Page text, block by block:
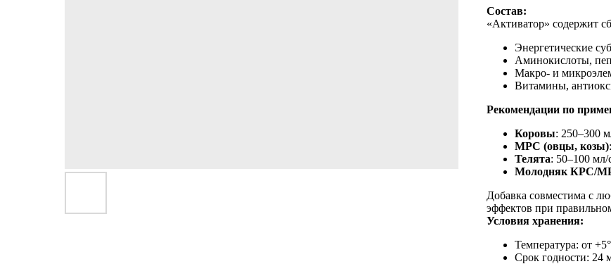
Состав:
«Активатор» содержит
Энергетические
Аминокислоты,
Макро- и
Витамины,
Рекомендации по
Коровы: 250–300
МРС (овцы, козы)
Телята: 50–100 мл/
Молодняк КРС/
Добавка совместима с
эффектов при
Условия хранения:
Температура: от
Срок годности: 24